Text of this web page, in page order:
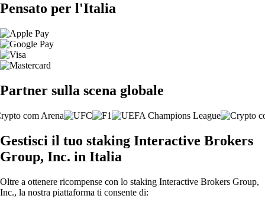
Pensato per l'Italia
Partner sulla scena globale
Gestisci il tuo staking Interactive Brokers
Group, Inc. in Italia
Oltre a ottenere ricompense con lo staking Interactive Brokers Group,
Inc., la nostra piattaforma ti consente di: